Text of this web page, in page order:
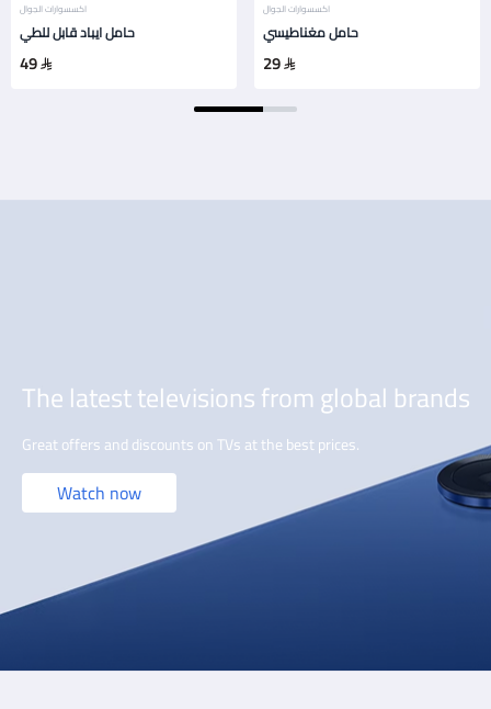
اكسسوارات الجوال
حامل ايباد قابل للطي
49
اكسسوارات الجوال
حامل مغناطيسي
29
The latest televisions from global brands
Great offers and discounts on TVs at the best prices.
Watch now